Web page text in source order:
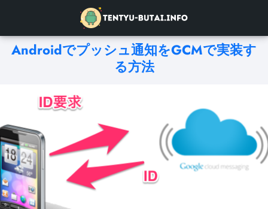
Androidでプッシュ通知をGCMで実装す
る方法